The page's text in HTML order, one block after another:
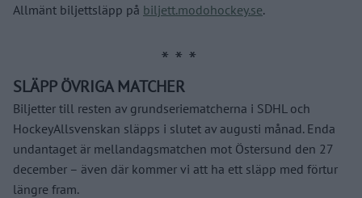
Allmänt biljettsläpp på biljett.modohockey.se.
SLÄPP ÖVRIGA MATCHER
Biljetter till resten av grundseriematcherna i SDHL och
HockeyAllsvenskan släpps i slutet av augusti månad. Enda
undantaget är mellandagsmatchen mot Östersund den 27
december – även där kommer vi att ha ett släpp med förtur
längre fram.